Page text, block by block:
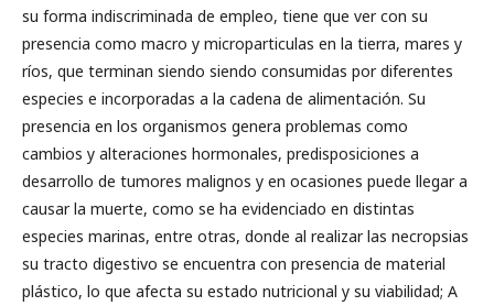
su forma indiscriminada de empleo, tiene que ver con su
presencia como macro y microparticulas en la tierra, mares y
ríos, que terminan siendo siendo consumidas por diferentes
especies e incorporadas a la cadena de alimentación. Su
presencia en los organismos genera problemas como
cambios y alteraciones hormonales, predisposiciones a
desarrollo de tumores malignos y en ocasiones puede llegar a
causar la muerte, como se ha evidenciado en distintas
especies marinas, entre otras, donde al realizar las necropsias
su tracto digestivo se encuentra con presencia de material
plástico, lo que afecta su estado nutricional y su viabilidad; A